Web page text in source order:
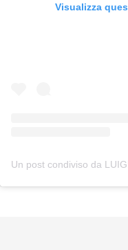
Visualizza